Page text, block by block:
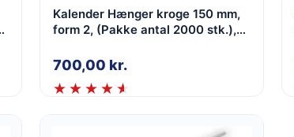
Kalender Hænger kroge 150 mm,
form 2, (Pakke antal 2000 stk.),
700,00 kr.